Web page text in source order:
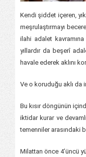
Kendi şiddet içeren,
meşrulaştırmayı
ilahi adalet
yıllardır da beşerî
havale ederek aklını
Ve o koruduğu aklı da
Bu kısır döngünün
iktidar kurar ve
temenniler arasındaki
Milattan önce 4’üncü